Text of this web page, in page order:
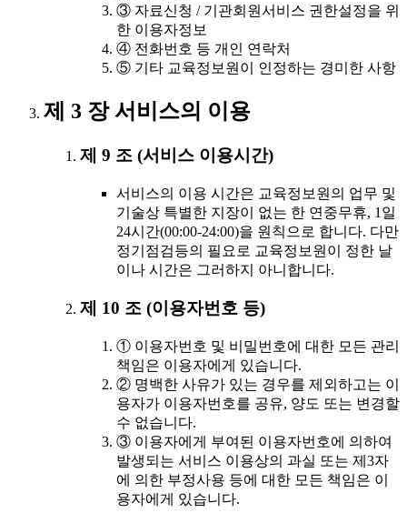
③ 자료신청 / 기관회원서비스 권한설정을 위
한 이용자정보
④ 전화번호 등 개인 연락처
⑤ 기타 교육정보원이 인정하는 경미한 사항
제 3 장 서비스의 이용
제 9 조 (서비스 이용시간)
서비스의 이용 시간은 교육정보원의 업무 및
기술상 특별한 지장이 없는 한 연중무휴, 1일
24시간(00:00-24:00)을 원칙으로 합니다. 다만
정기점검등의 필요로 교육정보원이 정한 날
이나 시간은 그러하지 아니합니다.
제 10 조 (이용자번호 등)
① 이용자번호 및 비밀번호에 대한 모든 관리
책임은 이용자에게 있습니다.
② 명백한 사유가 있는 경우를 제외하고는 이
용자가 이용자번호를 공유, 양도 또는 변경할
수 없습니다.
③ 이용자에게 부여된 이용자번호에 의하여
발생되는 서비스 이용상의 과실 또는 제3자
에 의한 부정사용 등에 대한 모든 책임은 이
용자에게 있습니다.